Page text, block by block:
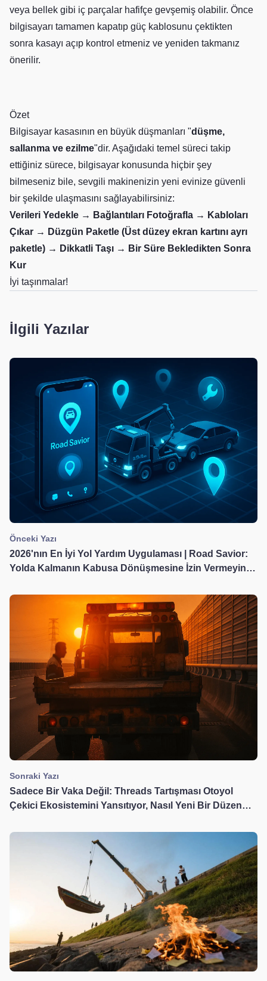
veya bellek gibi iç parçalar hafifçe gevşemiş olabilir. Önce
bilgisayarı tamamen kapatıp güç kablosunu çektikten
sonra kasayı açıp kontrol etmeniz ve yeniden takmanız
önerilir.
Özet
Bilgisayar kasasının en büyük düşmanları "düşme,
sallanma ve ezilme"dir. Aşağıdaki temel süreci takip
ettiğiniz sürece, bilgisayar konusunda hiçbir şey
bilmeseniz bile, sevgili makinenizin yeni evinize güvenli
bir şekilde ulaşmasını sağlayabilirsiniz:
Verileri Yedekle → Bağlantıları Fotoğrafla → Kabloları
Çıkar → Düzgün Paketle (Üst düzey ekran kartını ayrı
paketle) → Dikkatli Taşı → Bir Süre Bekledikten Sonra
Kur
İyi taşınmalar!
İlgili Yazılar
Önceki Yazı
2026'nın En İyi Yol Yardım Uygulaması | Road Savior:
Yolda Kalmanın Kabusa Dönüşmesine İzin Vermeyin
Sonraki Yazı
Sadece Bir Vaka Değil: Threads Tartışması Otoyol
Çekici Ekosistemini Yansıtıyor, Nasıl Yeni Bir Düzen